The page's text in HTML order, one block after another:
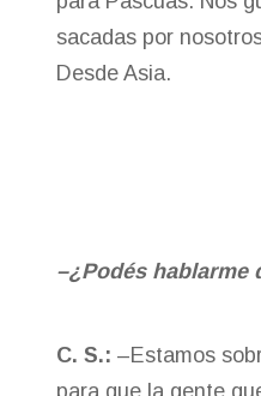
sacadas por
Desde Asia.
–¿Podés
C. S.: –Estamos
para que la gente